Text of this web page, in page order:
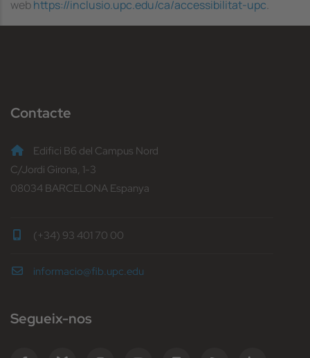
webhttps://inclusio.upc.edu/ca/accessibilitat-upc.
Contacte
Edifici B6 del Campus Nord
C/Jordi Girona, 1-3
08034 BARCELONA Espanya
(+34) 93 401 70 00
informacio@fib.upc.edu
Segueix-nos